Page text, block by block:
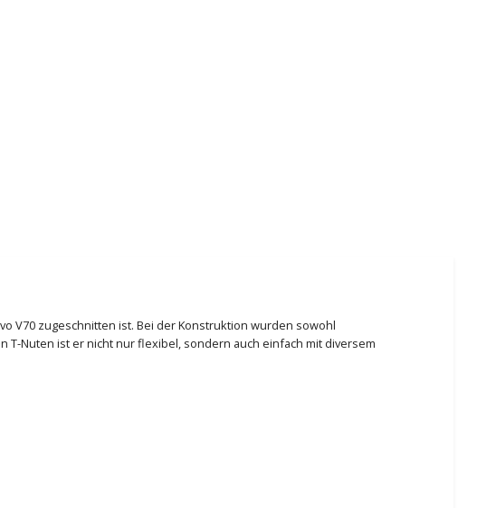
V70 zugeschnitten ist. Bei der Konstruktion wurden sowohl
Nuten ist er nicht nur flexibel, sondern auch einfach mit diversem